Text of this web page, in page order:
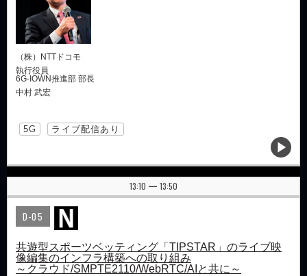
（株）NTTドコモ
執行役員
6G-IOWN推進部 部長
中村 武宏
5G ライブ配信あり
13:10 | 13:50
D-05
共遊型スポーツベッティング「TIPSTAR」のライブ映
像編集のインフラ構築への取り組み
～クラウド/SMPTE2110/WebRTC/AIと共に～